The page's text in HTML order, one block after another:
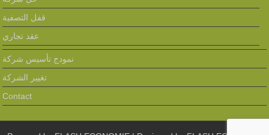
قفل التصفية
عقد تجاري
نمودج تأسيس شركة
تغيير الشركة
Contact